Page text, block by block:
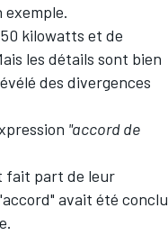
kilowatts et de
les détails sont bien
des divergences
"accord de
fait part de leur
avait été conclu